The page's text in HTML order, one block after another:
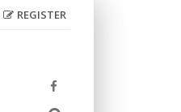
REGISTER